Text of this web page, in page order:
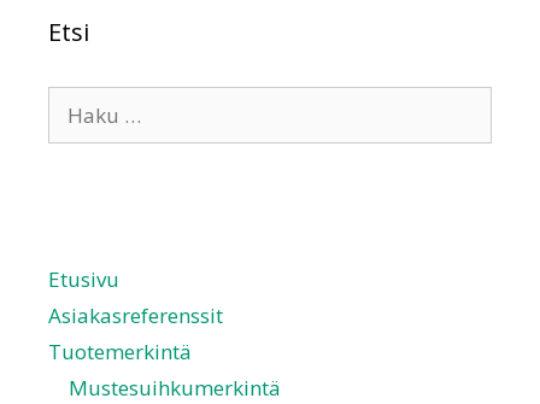
Etsi
Etusivu
Asiakasreferenssit
Tuotemerkintä
Mustesuihkumerkintä